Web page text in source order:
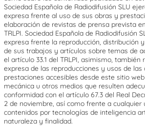
Sociedad Española de Radiodifusión SLU
expresa frente al uso de sus obras y
elaboración de revistas de prensa prevista
TRLPI. Sociedad Española de Radiodifusión
expresa frente la reproducción, distribución
de sus trabajos y artículos sobre temas de
el artículo 33.1 del TRLPI, asimismo,
expresa de las reproducciones y usos de las
prestaciones accesibles desde este sitio
mecánica u otros medios que resulten
conformidad con el artículo 67.3 del Real
2 de noviembre, así como frente a cualquier
contenidos por tecnologías de inteligencia
naturaleza y finalidad.